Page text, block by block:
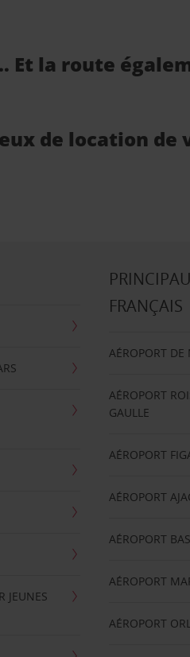
Et la route
de location
JEUNES
FRANÇAIS
AÉROPORT DE
AÉROPORT
GAULLE
AÉROPORT
AÉROPORT
AÉROPORT
AÉROPORT
AÉROPORT